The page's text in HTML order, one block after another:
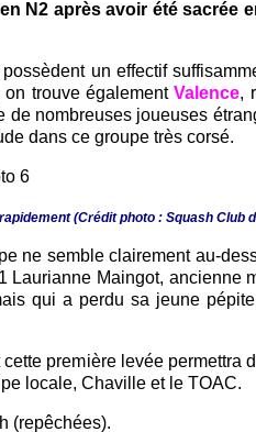
N2 après avoir été sacrée
un effectif
on trouve égalementValence,
nombreuses joueuses
dans ce groupe très corsé.
(Crédit photo : Squash Club
ne semble clairement au-
Laurianne Maingot, ancienne
qui a perdu sa jeune
première levée permettra
locale, Chaville et le TOAC.
(repêchées).